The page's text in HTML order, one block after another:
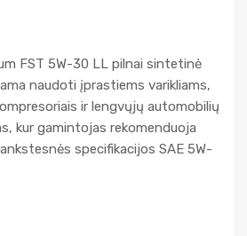
FST 5W-30 LL pilnai sintetinė
naudoti įprastiems varikliams,
ir lengvųjų automobilių
kur gamintojas rekomenduoja
specifikacijos SAE 5W-